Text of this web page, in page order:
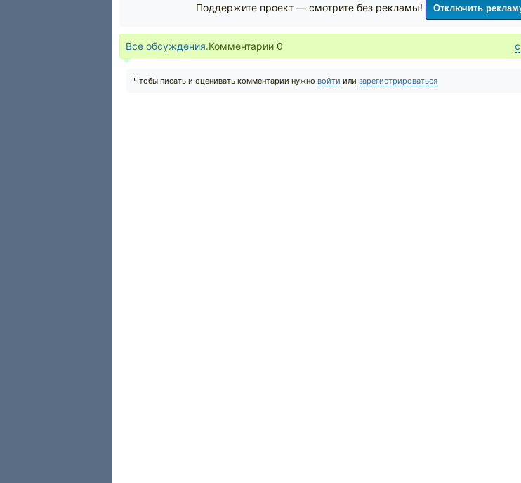
Поддержите проект — смотрите без рекламы! Отключить
Все обсуждения.Комментарии 0
Чтобы писать и оценивать комментарии нужно войти или зарегистрироваться